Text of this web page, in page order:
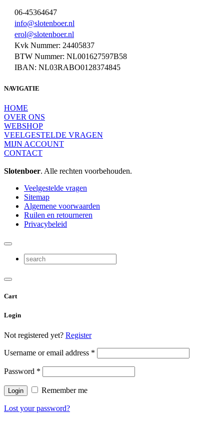
06-45364647
info@slotenboer.nl
erol@slotenboer.nl
Kvk Nummer: 24405837
BTW Nummer: NL001627597B58
IBAN: NL03RABO0128374845
NAVIGATIE
HOME
OVER ONS
WEBSHOP
VEELGESTELDE VRAGEN
MIJN ACCOUNT
CONTACT
Slotenboer. Alle rechten voorbehouden.
Veelgestelde vragen
Sitemap
Algemene voorwaarden
Ruilen en retourneren
Privacybeleid
Cart
Login
Not registered yet? Register
Username or email address *
Password *
Remember me
Lost your password?